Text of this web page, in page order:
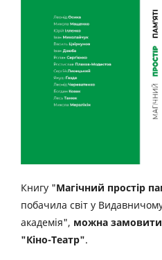
Книгу "Магічний простір
побачила світ у
академія", можна замовити
"Кіно-Театр".